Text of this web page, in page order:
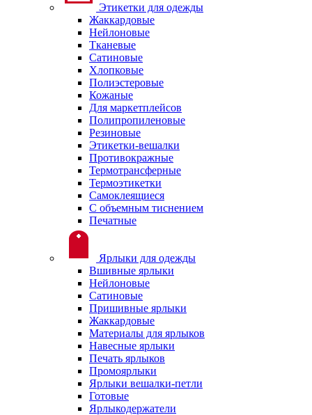
Этикетки для одежды
Жаккардовые
Нейлоновые
Тканевые
Сатиновые
Хлопковые
Полиэстеровые
Кожаные
Для маркетплейсов
Полипропиленовые
Резиновые
Этикетки-вешалки
Противокражные
Термотрансферные
Термоэтикетки
Самоклеящиеся
С объемным тиснением
Печатные
Ярлыки для одежды
Вшивные ярлыки
Нейлоновые
Сатиновые
Пришивные ярлыки
Жаккардовые
Материалы для ярлыков
Навесные ярлыки
Печать ярлыков
Промоярлыки
Ярлыки вешалки-петли
Готовые
Ярлыкодержатели